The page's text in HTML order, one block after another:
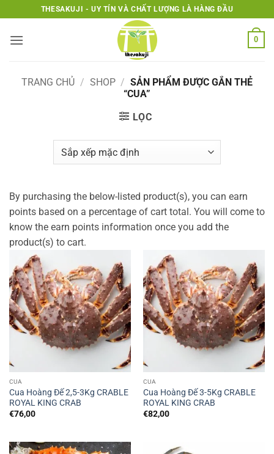
qua
nội
THESAKUJI - UY TÍN VÀ CHẤT LƯỢNG LÀ HÀNG ĐẦU
0
TRANG CHỦ / SHOP / SẢN PHẨM ĐƯỢC GẮN THẺ
“CUA”
LỌC
By purchasing the below-listed product(s), you can earn
points based on a percentage of cart total. You will come to
know the earn points information once you add the
product(s) to cart.
CUA
Cua Hoàng Đế 2,5-3Kg CRABLE
ROYAL KING CRAB
€76,00
CUA
Cua Hoàng Đế 3-5Kg CRABLE
ROYAL KING CRAB
€82,00